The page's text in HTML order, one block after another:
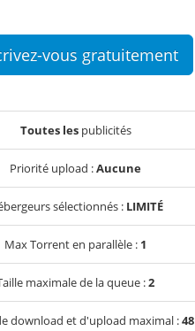
vous gratuitement
Toutes lespublicités
Priorité upload :Aucune
sélectionnés : LIMITÉ
Max Torrent en parallèle : 1
maximale de la queue :2
download et d'upload maximal :48